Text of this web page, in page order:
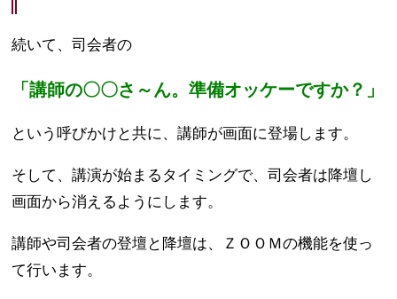
続いて、司会者の
「講師の〇〇さ～ん。準備オッケーですか？」
という呼びかけと共に、講師が画面に登場します。
そして、講演が始まるタイミングで、司会者は降壇し
画面から消えるようにします。
講師や司会者の登壇と降壇は、ＺＯＯＭの機能を使っ
て行います。